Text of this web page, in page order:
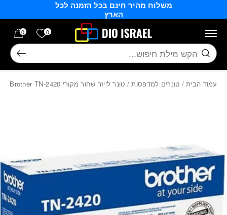
משלוח מהיר חינם בכל הזמנה לכל
הארץ
0 הרשימה
0
חיפוש
עמוד הבית/ טונרים למדפסות/ טונר לייזר שחור מקורי Brother TN-2420